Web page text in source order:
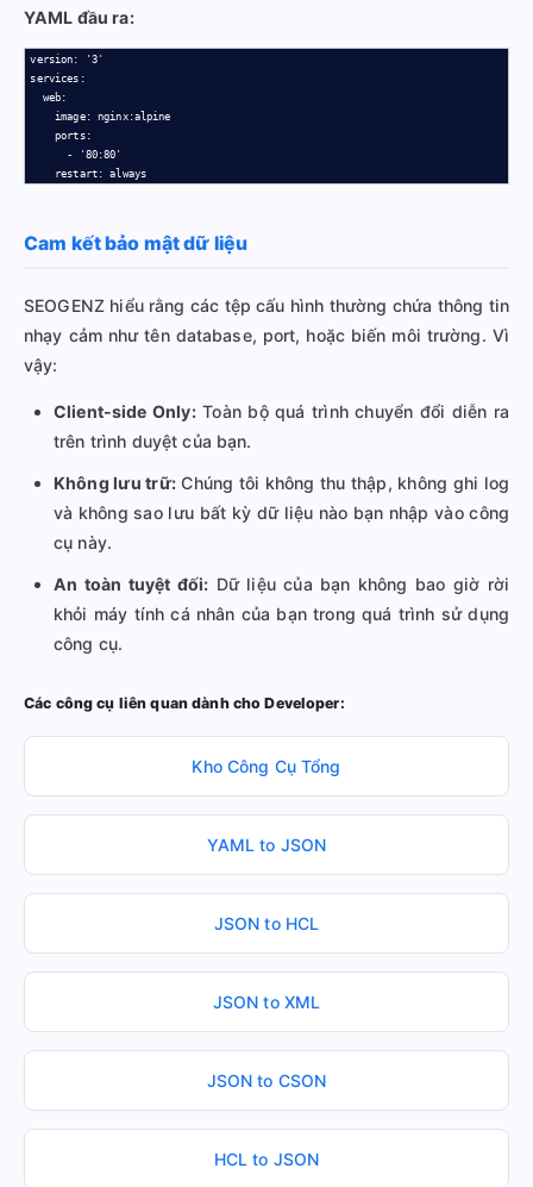
YAML đầu ra:
version: '3'
services:
  web:
    image: nginx:alpine
    ports:
      - '80:80'
    restart: always
Cam kết bảo mật dữ liệu
SEOGENZ hiểu rằng các tệp cấu hình thường chứa thông tin
nhạy cảm như tên database, port, hoặc biến môi trường. Vì
vậy:
Client-side Only:Toàn bộ quá trình chuyển đổi diễn ra
trên trình duyệt của bạn.
Không lưu trữ:Chúng tôi không thu thập, không ghi log
và không sao lưu bất kỳ dữ liệu nào bạn nhập vào công
cụ này.
An toàn tuyệt đối: Dữ liệu của bạn không bao giờ rời
khỏi máy tính cá nhân của bạn trong quá trình sử dụng
công cụ.
Các công cụ liên quan dành cho Developer:
Kho Công Cụ Tổng
YAML to JSON
JSON to HCL
JSON to XML
JSON to CSON
HCL to JSON